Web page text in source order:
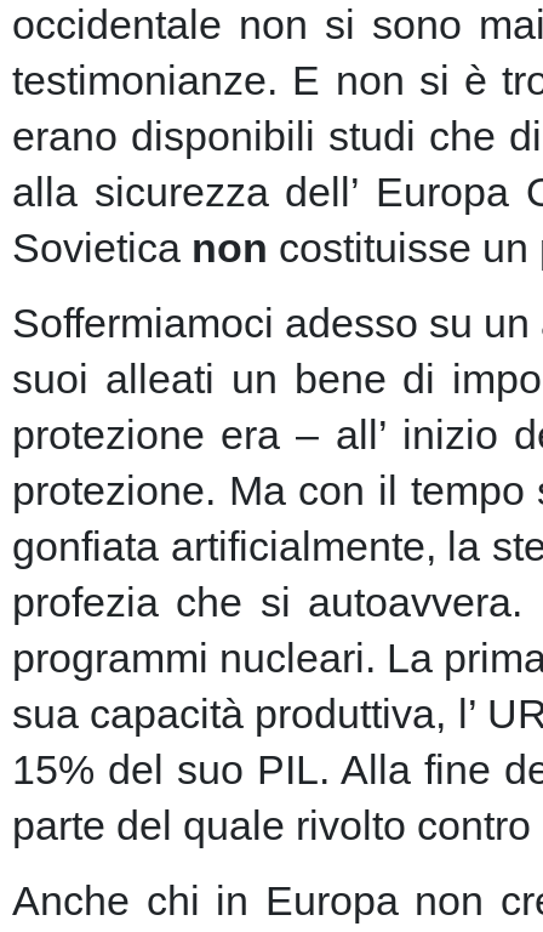
occidentale non si sono
testimonianze. E non si è
erano disponibili studi che
alla sicurezza dell’
Sovietica non costituisse un
Soffermiamoci adesso su
suoi alleati un bene di
protezione era – all’ inizio
protezione. Ma con il tempo
gonfiata artificialmente, la
profezia che si autoavvera.
programmi nucleari. La
sua capacità produttiva, l’
15% del suo PIL. Alla fine
parte del quale rivolto contro
Anche chi in Europa non